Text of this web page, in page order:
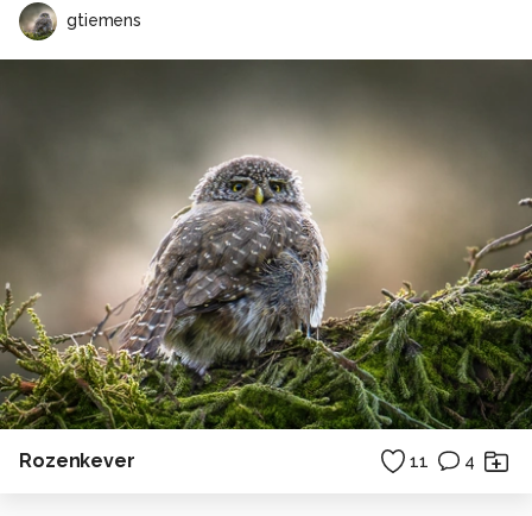
gtiemens
Rozenkever 11 4